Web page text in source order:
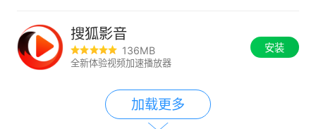
搜狐影音
136MB
全新体验视频加速播放器
安装
加载更多